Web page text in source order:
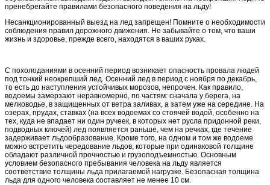
пренебрегайте правилами безопасного поведения на льду!
Несанкционированный выезд на лед запрещен! Помните о необходимости
соблюдения правил дорожного движения. Не забывайте о том, что ваши
жизнь и здоровье, прежде всего, находятся в ваших руках.
С похолоданиями в осенний период возникает опасность провала людей
под тонкий неокрепший лед. Осенний лед в период с ноября по декабрь,
то есть до наступления устойчивых морозов, непрочен. Как правило,
водоемы замерзают неравномерно, по частям: сначала у берега, на
мелководье, в защищенных от ветра заливах, а затем уже на середине. На
озерах, прудах, ставках (на всех водоемах со стоячей водой, особенно на
тех, куда не впадает ни один ручеек, в которых нет русла придонной реки,
подводных ключей) лед появляется раньше, чем на речках, где течение
задерживает льдообразование. Кроме того, на одном и том же водоеме
можно встретить чередование льдов, которые при одинаковой толщине
обладают различной прочностью и грузоподъемностью. Основным
условием безопасного пребывания человека на льду является
соответствие толщины льда прилагаемой нагрузке. Безопасная толщина
льда для одного человека составляет не менее 10 см.